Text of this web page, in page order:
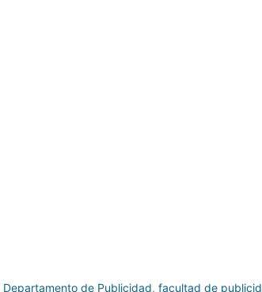
Departamento de Publicidad, facultad de